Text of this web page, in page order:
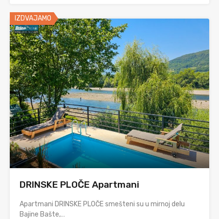
IZDVAJAMO
DRINSKE PLOČE Apartmani
Apartmani DRINSKE PLOČE smešteni su u mirnoj delu
Bajine Bašte,…